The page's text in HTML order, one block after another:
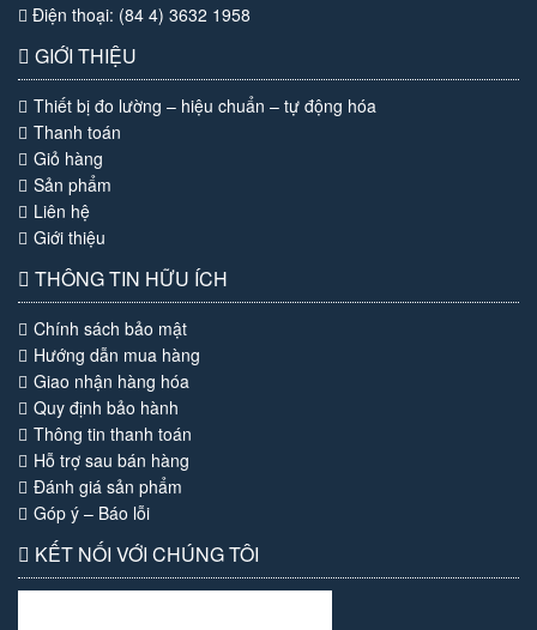
Điện thoại: (84 4) 3632 1958
GIỚI THIỆU
Thiết bị đo lường – hiệu chuẩn – tự động hóa
Thanh toán
Giỏ hàng
Sản phẩm
Liên hệ
Giới thiệu
THÔNG TIN HỮU ÍCH
Chính sách bảo mật
Hướng dẫn mua hàng
Giao nhận hàng hóa
Quy định bảo hành
Thông tin thanh toán
Hỗ trợ sau bán hàng
Đánh giá sản phẩm
Góp ý – Báo lỗi
KẾT NỐI VỚI CHÚNG TÔI